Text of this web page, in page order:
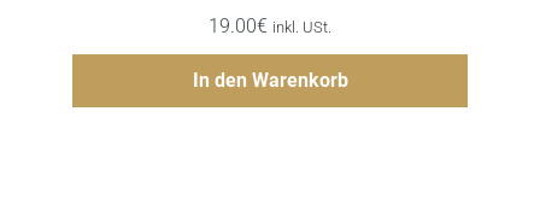
19.00€ inkl. USt.
In den Warenkorb
Hinzufügen